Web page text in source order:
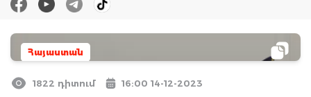
Հայաստան
1822 դիտում 16:00 14-12-2023